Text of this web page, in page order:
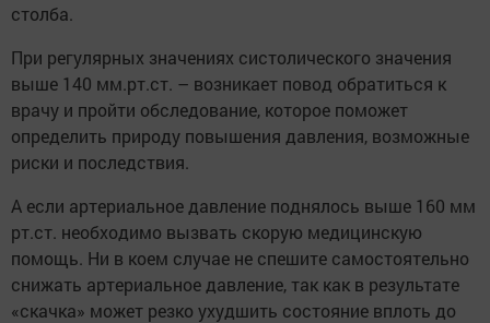
столба.
При регулярных значениях систолического значения
выше 140 мм.рт.ст. – возникает повод обратиться к
врачу и пройти обследование, которое поможет
определить природу повышения давления, возможные
риски и последствия.
А если артериальное давление поднялось выше 160 мм
рт.ст. необходимо вызвать скорую медицинскую
помощь. Ни в коем случае не спешите самостоятельно
снижать артериальное давление, так как в результате
«скачка» может резко ухудшить состояние вплоть до